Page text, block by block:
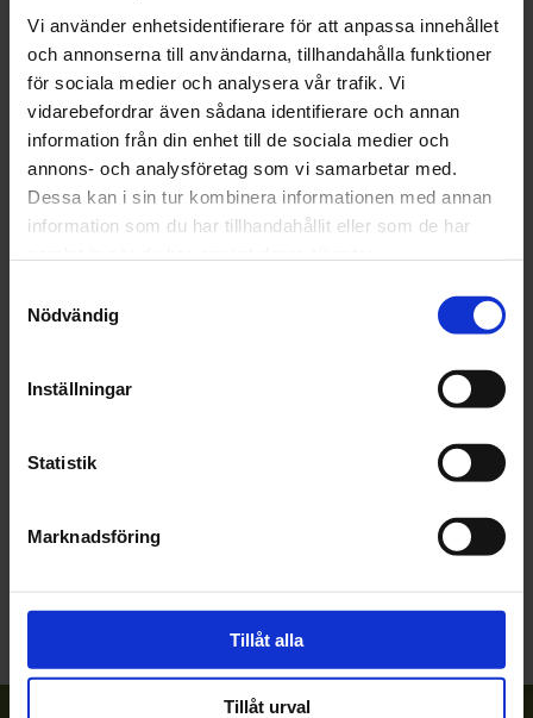
Vi använder enhetsidentifierare för att anpassa innehållet
och annonserna till användarna, tillhandahålla funktioner
för sociala medier och analysera vår trafik. Vi
vidarebefordrar även sådana identifierare och annan
information från din enhet till de sociala medier och
annons- och analysföretag som vi samarbetar med.
Dessa kan i sin tur kombinera informationen med annan
information som du har tillhandahållit eller som de har
Nödvändig
Inställningar
Statistik
Marknadsföring
Tillåt alla
Tillåt urval
Bli den första att lämna ett omdöme.